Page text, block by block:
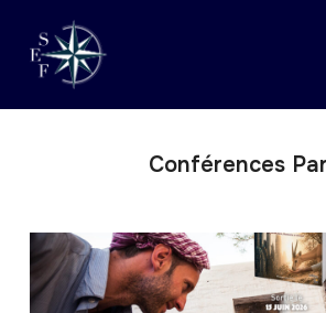
Conférences